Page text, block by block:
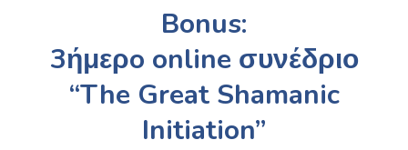
Bonus:
3ήμερo online συνέδριο
“The Great Shamanic
Initiation”